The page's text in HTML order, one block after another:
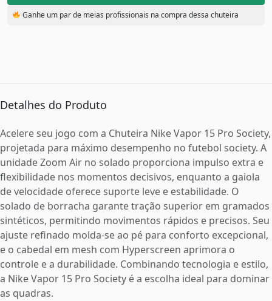
Ganhe um par de meias profissionais na compra dessa chuteira
Detalhes do Produto
Acelere seu jogo com a Chuteira Nike Vapor 15 Pro Society,
projetada para máximo desempenho no futebol society. A
unidade Zoom Air no solado proporciona impulso extra e
flexibilidade nos momentos decisivos, enquanto a gaiola
de velocidade oferece suporte leve e estabilidade. O
solado de borracha garante tração superior em gramados
sintéticos, permitindo movimentos rápidos e precisos. Seu
ajuste refinado molda-se ao pé para conforto excepcional,
e o cabedal em mesh com Hyperscreen aprimora o
controle e a durabilidade. Combinando tecnologia e estilo,
a Nike Vapor 15 Pro Society é a escolha ideal para dominar
as quadras.